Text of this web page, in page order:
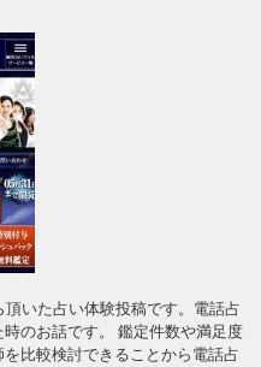
いた占い体験投稿です。電話占
のお話です。 鑑定件数や満足度
比較検討できることから電話占